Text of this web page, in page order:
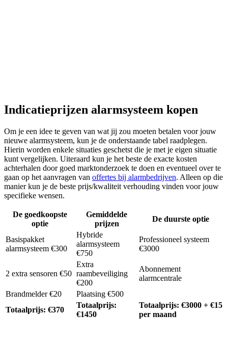
Indicatieprijzen alarmsysteem kopen
Om je een idee te geven van wat jij zou moeten betalen voor jouw
nieuwe alarmsysteem, kun je de onderstaande tabel raadplegen.
Hierin worden enkele situaties geschetst die je met je eigen situatie
kunt vergelijken. Uiteraard kun je het beste de exacte kosten
achterhalen door goed marktonderzoek te doen en eventueel over te
gaan op het aanvragen van offertes bij alarmbedrijven. Alleen op die
manier kun je de beste prijs/kwaliteit verhouding vinden voor jouw
specifieke wensen.
De goedkoopste
optie
Gemiddelde
prijzen
De duurste optie
Basispakket
alarmsysteem €300
Hybride
alarmsysteem
€750
Professioneel systeem
€3000
2 extra sensoren €50
Extra
raambeveiliging
€200
Abonnement
alarmcentrale
Brandmelder €20
Plaatsing €500
Totaalprijs: €370
Totaalprijs:
€1450
Totaalprijs: €3000 + €15
per maand